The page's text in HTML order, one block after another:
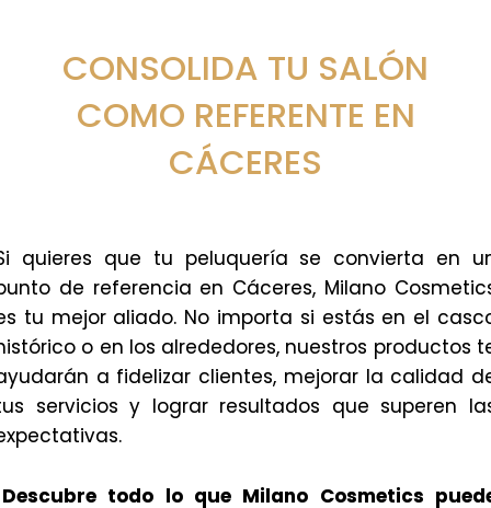
CONSOLIDA TU SALÓN
COMO REFERENTE EN
CÁCERES
quieres que tu peluquería se convierta en
de referencia en Cáceres, Milano
tu mejor aliado. No importa si estás en el
o en los alrededores, nuestros productos
a fidelizar clientes, mejorar la calidad
servicios y lograr resultados que superen
todo lo que Milano Cosmetics